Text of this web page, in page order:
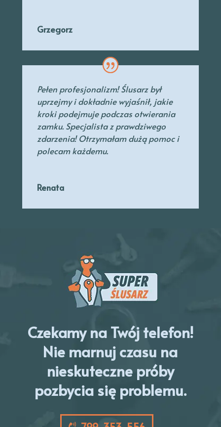
Grzegorz
Pełen profesjonalizm! Ślusarz był
uprzejmyi dokładnie wyjaśnił, jakie
kroki podejmuje podczas otwierania
zamku. Specjalistaz prawdziwego
zdarzenia! Otrzymałam dużą pomoc i
polecam każdemu.
Renata
Czekamy na Twój telefon!
Nie marnuj czasu na
nieskuteczne próby
pozbycia się problemu.